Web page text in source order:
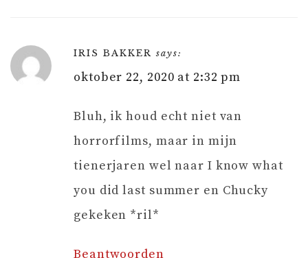
IRIS BAKKER says:
oktober 22, 2020 at 2:32 pm
Bluh, ik houd echt niet van
horrorfilms, maar in mijn
tienerjaren wel naar I know what
you did last summer en Chucky
gekeken *ril*
Beantwoorden